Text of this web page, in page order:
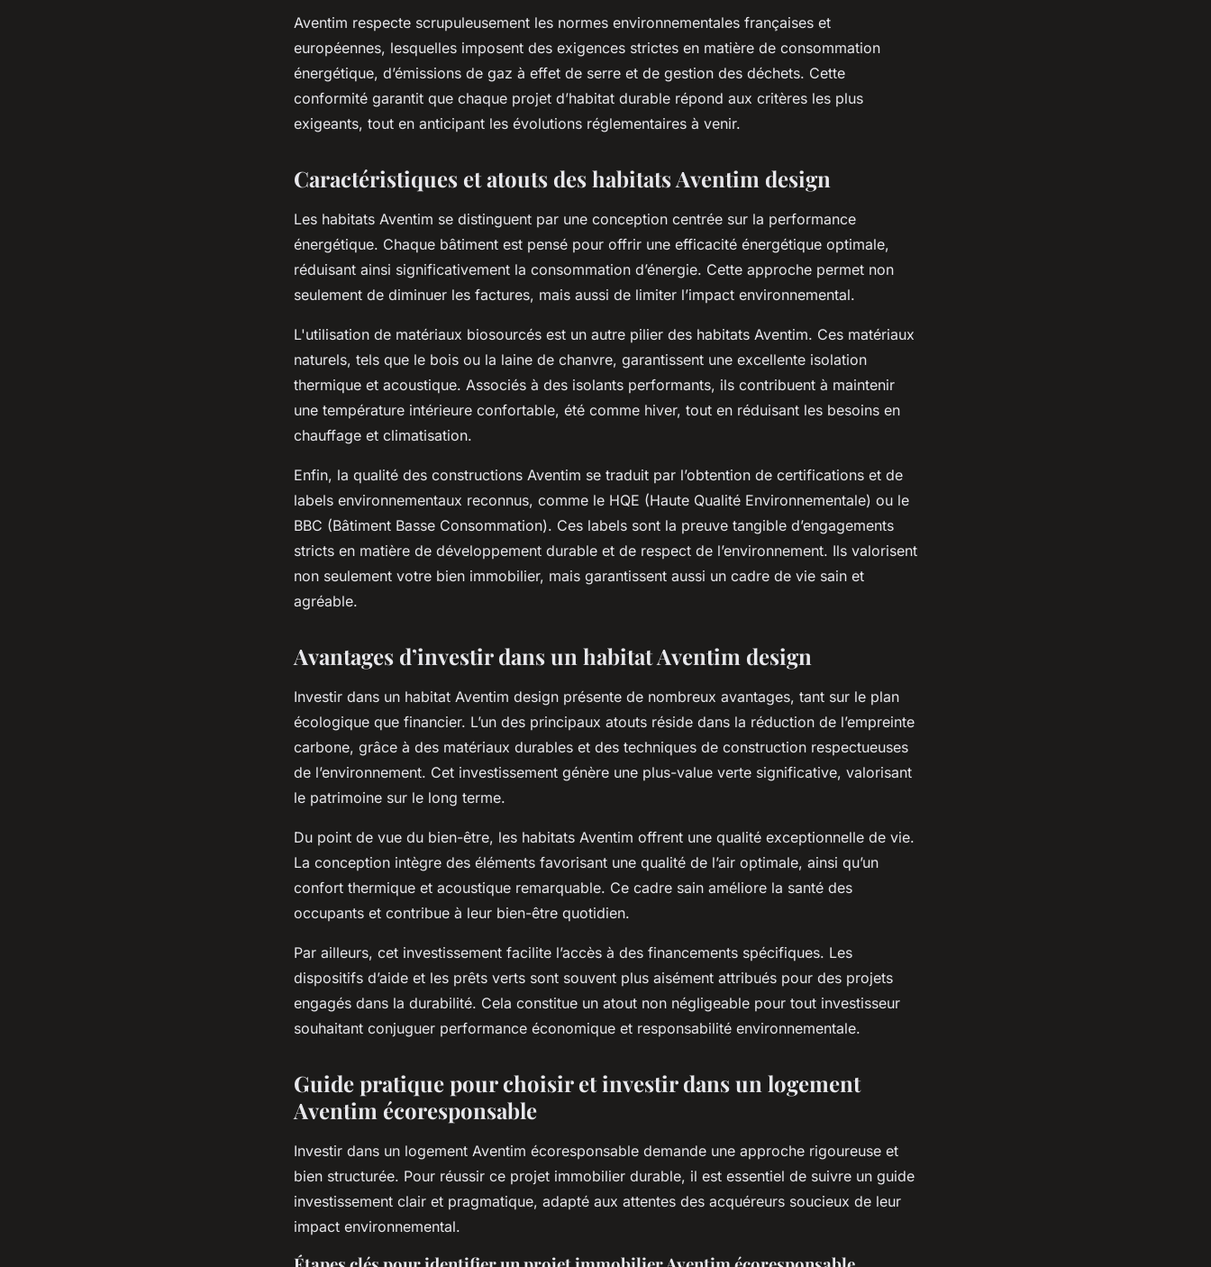
Aventim respecte scrupuleusement les normes environnementales françaises et
européennes, lesquelles imposent des exigences strictes en matière de consommation
énergétique, d’émissions de gaz à effet de serre et de gestion des déchets. Cette
conformité garantit que chaque projet d’habitat durable répond aux critères les plus
exigeants, tout en anticipant les évolutions réglementaires à venir.
Caractéristiques et atouts des habitats Aventim design
Les habitats Aventim se distinguent par une conception centrée sur la performance
énergétique. Chaque bâtiment est pensé pour offrir une efficacité énergétique optimale,
réduisant ainsi significativement la consommation d’énergie. Cette approche permet non
seulement de diminuer les factures, mais aussi de limiter l’impact environnemental.
L'utilisation de matériaux biosourcés est un autre pilier des habitats Aventim. Ces matériaux
naturels, tels que le bois ou la laine de chanvre, garantissent une excellente isolation
thermique et acoustique. Associés à des isolants performants, ils contribuent à maintenir
une température intérieure confortable, été comme hiver, tout en réduisant les besoins en
chauffage et climatisation.
Enfin, la qualité des constructions Aventim se traduit par l’obtention de certifications et de
labels environnementaux reconnus, comme le HQE (Haute Qualité Environnementale) ou le
BBC (Bâtiment Basse Consommation). Ces labels sont la preuve tangible d’engagements
stricts en matière de développement durable et de respect de l’environnement. Ils valorisent
non seulement votre bien immobilier, mais garantissent aussi un cadre de vie sain et
agréable.
Avantages d’investir dans un habitat Aventim design
Investir dans un habitat Aventim design présente de nombreux avantages, tant sur le plan
écologique que financier. L’un des principaux atouts réside dans la réduction de l’empreinte
carbone, grâce à des matériaux durables et des techniques de construction respectueuses
de l’environnement. Cet investissement génère une plus-value verte significative, valorisant
le patrimoine sur le long terme.
Du point de vue du bien-être, les habitats Aventim offrent une qualité exceptionnelle de vie.
La conception intègre des éléments favorisant une qualité de l’air optimale, ainsi qu’un
confort thermique et acoustique remarquable. Ce cadre sain améliore la santé des
occupants et contribue à leur bien-être quotidien.
Par ailleurs, cet investissement facilite l’accès à des financements spécifiques. Les
dispositifs d’aide et les prêts verts sont souvent plus aisément attribués pour des projets
engagés dans la durabilité. Cela constitue un atout non négligeable pour tout investisseur
souhaitant conjuguer performance économique et responsabilité environnementale.
Guide pratique pour choisir et investir dans un logement
Aventim écoresponsable
Investir dans un logement Aventim écoresponsable demande une approche rigoureuse et
bien structurée. Pour réussir ce projet immobilier durable, il est essentiel de suivre un guide
investissement clair et pragmatique, adapté aux attentes des acquéreurs soucieux de leur
impact environnemental.